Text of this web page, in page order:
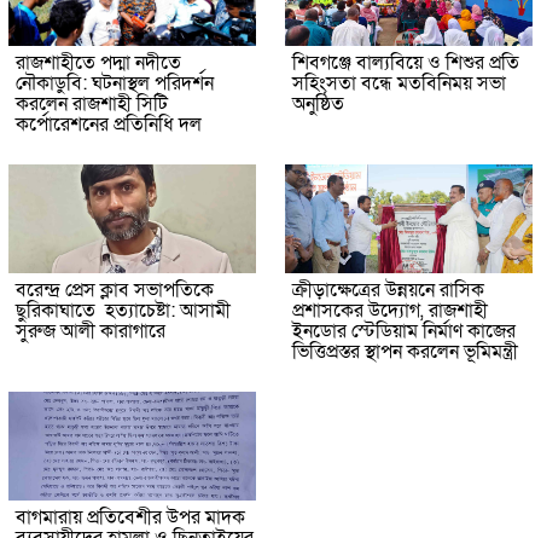
রাজশাহীতে পদ্মা নদীতে
নৌকাডুবি: ঘটনাস্থল পরিদর্শন
করলেন রাজশাহী সিটি
কর্পোরেশনের প্রতিনিধি দল
শিবগঞ্জে বাল্যবিয়ে ও শিশুর প্রতি
সহিংসতা বন্ধে মতবিনিময় সভা
অনুষ্ঠিত
বরেন্দ্র প্রেস ক্লাব সভাপতিকে
ছুরিকাঘাতে হত্যাচেষ্টা: আসামী
সুরুজ আলী কারাগারে
ক্রীড়াক্ষেত্রের উন্নয়নে রাসিক
প্রশাসকের উদ্যোগ, রাজশাহী
ইনডোর স্টেডিয়াম নির্মাণ কাজের
ভিত্তিপ্রস্তর স্থাপন করলেন ভূমিমন্ত্রী
বাগমারায় প্রতিবেশীর উপর মাদক